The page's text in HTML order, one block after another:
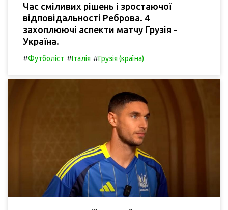
Час сміливих рішень і зростаючої
відповідальності Реброва. 4
захоплюючі аспекти матчу Грузія -
Україна.
#Футболіст #Італія #Грузія (країна)